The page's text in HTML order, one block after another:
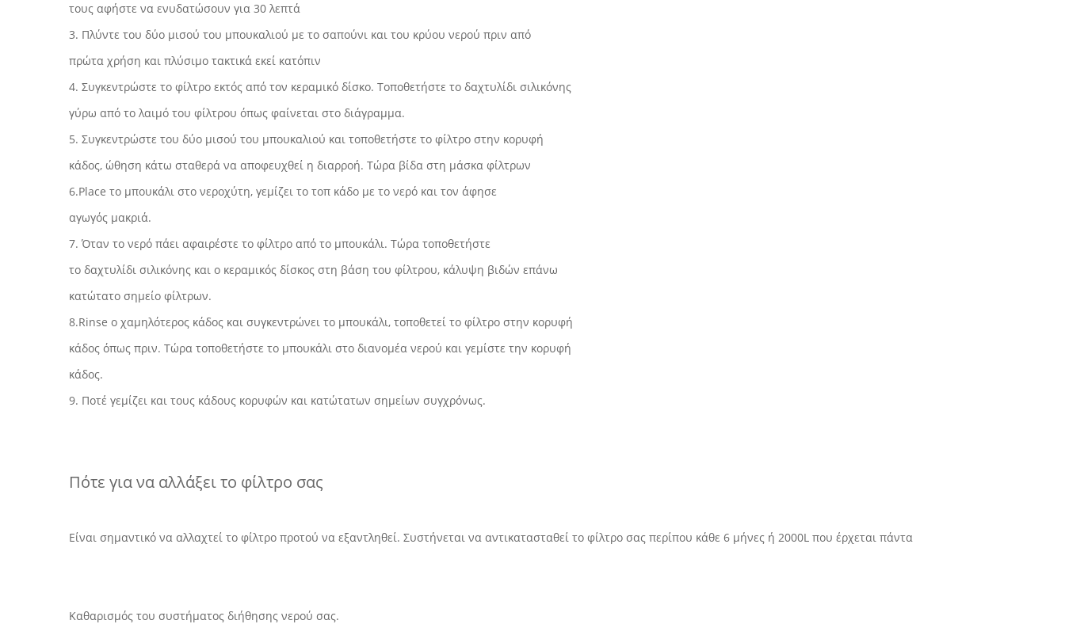
τους αφήστε να ενυδατώσουν για 30 λεπτά
3. Πλύντε του δύο μισού του μπουκαλιού με το σαπούνι και του κρύου νερού πριν από
πρώτα χρήση και πλύσιμο τακτικά εκεί κατόπιν
4. Συγκεντρώστε το φίλτρο εκτός από τον κεραμικό δίσκο. Τοποθετήστε το δαχτυλίδι σιλικόνης
γύρω από το λαιμό του φίλτρου όπως φαίνεται στο διάγραμμα.
5. Συγκεντρώστε του δύο μισού του μπουκαλιού και τοποθετήστε το φίλτρο στην κορυφή
κάδος, ώθηση κάτω σταθερά να αποφευχθεί η διαρροή. Τώρα βίδα στη μάσκα φίλτρων
6.Place το μπουκάλι στο νεροχύτη, γεμίζει το τοπ κάδο με το νερό και τον άφησε
αγωγός μακριά.
7. Όταν το νερό πάει αφαιρέστε το φίλτρο από το μπουκάλι. Τώρα τοποθετήστε
το δαχτυλίδι σιλικόνης και ο κεραμικός δίσκος στη βάση του φίλτρου, κάλυψη βιδών επάνω
κατώτατο σημείο φίλτρων.
8.Rinse ο χαμηλότερος κάδος και συγκεντρώνει το μπουκάλι, τοποθετεί το φίλτρο στην κορυφή
κάδος όπως πριν. Τώρα τοποθετήστε το μπουκάλι στο διανομέα νερού και γεμίστε την κορυφή
κάδος.
9. Ποτέ γεμίζει και τους κάδους κορυφών και κατώτατων σημείων συγχρόνως.
Πότε για να αλλάξει το φίλτρο σας
Είναι σημαντικό να αλλαχτεί το φίλτρο προτού να εξαντληθεί. Συστήνεται να αντικατασταθεί το φίλτρο σας περίπου κάθε 6 μήνες ή 2000L που έρχεται πάντα
Καθαρισμός του συστήματος διήθησης νερού σας.